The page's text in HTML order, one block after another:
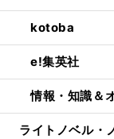
kotoba
e!集英社
情報・知識＆
ライトノベル・